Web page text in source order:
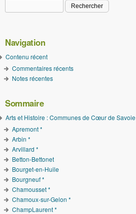
Formulaire de recherche
Navigation
Contenu récent
Commentaires récents
Notes récentes
Sommaire
Arts et Histoire : Communes de Cœur de Savoie
Apremont *
Arbin *
Arvillard *
Betton-Bettonet
Bourget-en-Huile
Bourgneuf *
Chamousset *
Chamoux-sur-Gelon *
ChampLaurent *